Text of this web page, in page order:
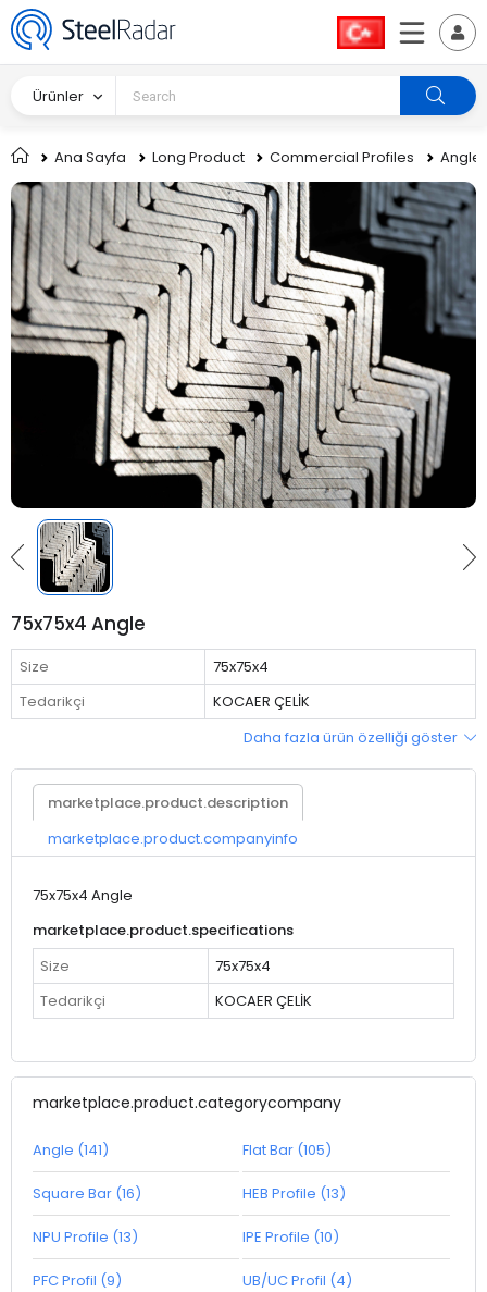
Ürünler
Ana Sayfa Long Product Commercial Profiles Angle
75x75x4 Angle
Size
75x75x4
Tedarikçi
KOCAER ÇELİK
Daha fazla ürün özelliği göster
marketplace.product.description
marketplace.product.companyinfo
75x75x4 Angle
marketplace.product.specifications
Size
75x75x4
Tedarikçi
KOCAER ÇELİK
marketplace.product.categorycompany
Angle (141) Flat Bar (105)
Square Bar (16) HEB Profile (13)
NPU Profile (13) IPE Profile (10)
PFC Profil (9) UB/UC Profil (4)